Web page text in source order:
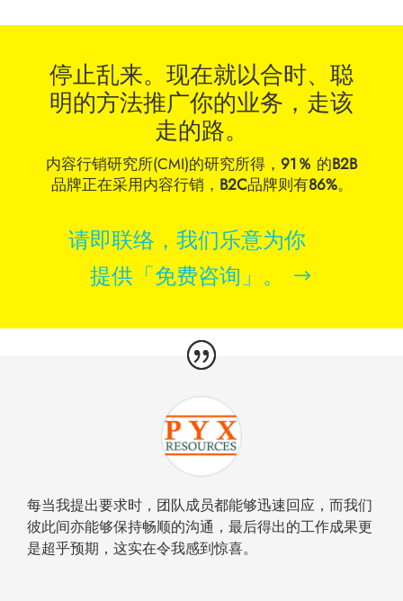
停止乱来。现在就以合时、聪
明的方法推广你的业务，走该
走的路。
内容行销研究所(CMI)的研究所得， 91％ 的B2B
品牌正在采用内容行销， B2C品牌则有86%。
请即联络，我们乐意为你
提供「免费咨询」。
每当我提出要求时，团队成员都能够迅速回应，而我们
彼此间亦能够保持畅顺的沟通，最后得出的工作成果更
是超乎预期，这实在令我感到惊喜。